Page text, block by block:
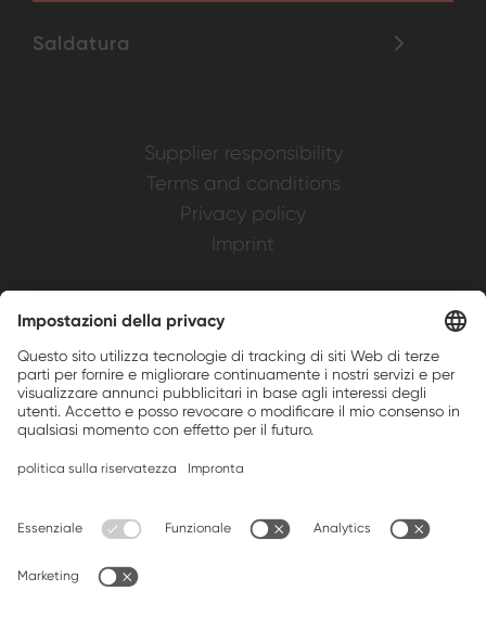
Saldatura
Supplier responsibility
Terms and conditions
Privacy policy
Imprint
Brands, Inc.
Companion brands: